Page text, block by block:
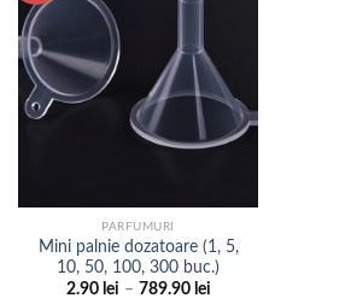
PARFUMURI
Mini palnie dozatoare (1, 5,
10, 50, 100, 300 buc.)
2.90 lei – 789.90 leiInterval